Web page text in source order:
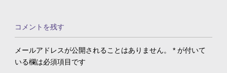
コメントを残す
メールアドレスが公開されることはありません。 *が付いて
いる欄は必須項目です